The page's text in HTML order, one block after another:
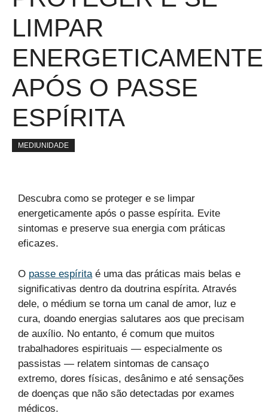
LIMPAR
ENERGETICAMENTE
APÓS O PASSE
ESPÍRITA
MEDIUNIDADE
Descubra como se proteger e se limpar
energeticamente após o passe espírita. Evite
sintomas e preserve sua energia com práticas
eficazes.
O passe espírita é uma das práticas mais belas e
significativas dentro da doutrina espírita. Através
dele, o médium se torna um canal de amor, luz e
cura, doando energias salutares aos que precisam
de auxílio. No entanto, é comum que muitos
trabalhadores espirituais — especialmente os
passistas — relatem sintomas de cansaço
extremo, dores físicas, desânimo e até sensações
de doenças que não são detectadas por exames
médicos.